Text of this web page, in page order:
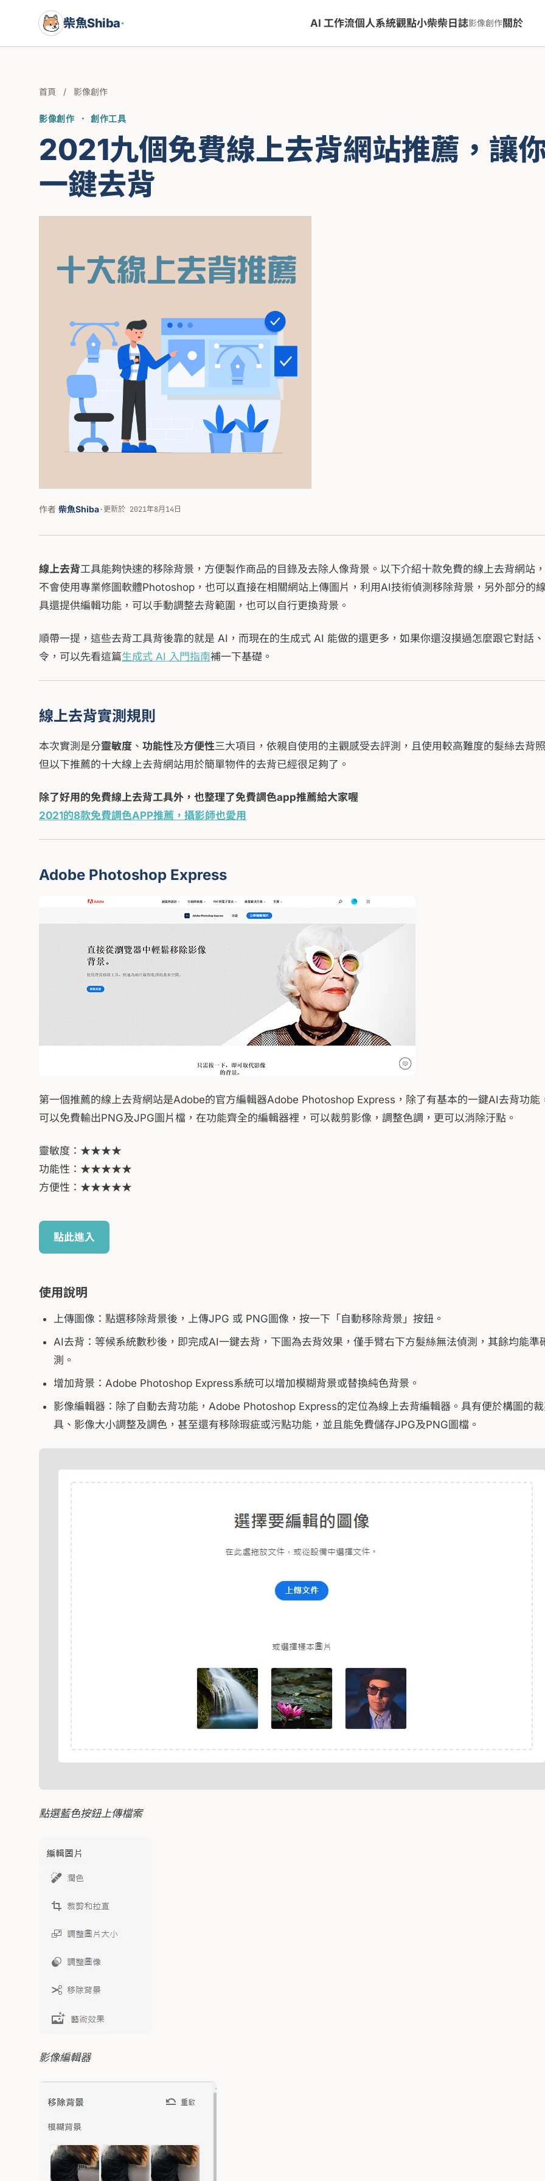
柴魚Shiba· AI 工作流個人系統觀點小柴柴日誌影像創作關於
首頁 / 影像創作
影像創作 · 創作工具
2021九個免費線上去背網站推薦，讓
一鍵去背
作者 柴魚Shiba·更新於 2021年8月14日
線上去背工具能夠快速的移除背景，方便製作商品的目錄及去除人像背景。以下介紹十款免費的線上去背網站
不會使用專業修圖軟體Photoshop，也可以直接在相關網站上傳圖片，利用AI技術偵測移除背景，另外部分的
具還提供編輯功能，可以手動調整去背範圍，也可以自行更換背景。
順帶一提，這些去背工具背後靠的就是 AI，而現在的生成式 AI 能做的還更多，如果你還沒摸過怎麼跟它對話
令，可以先看這篇生成式 AI 入門指南補一下基礎。
線上去背實測規則
本次實測是分靈敏度 、 功能性及方便性三大項目，依親自使用的主觀感受去評測，且使用較高難度的髮絲去背
但以下推薦的十大線上去背網站用於簡單物件的去背已經很足夠了。
除了好用的免費線上去背工具外，也整理了免費調色app推薦給大家喔
2021的8款免費調色APP推薦，攝影師也愛用
Adobe Photoshop Express
第一個推薦的線上去背網站是Adobe的官方編輯器Adobe Photoshop Express，除了有基本的一鍵AI去背功能
可以免費輸出PNG及JPG圖片檔，在功能齊全的編輯器裡，可以裁剪影像，調整色調，更可以消除汙點。
靈敏度：★★★★
功能性：★★★★★
方便性：★★★★★
點此進入
使用說明
上傳圖像：點選移除背景後，上傳JPG 或 PNG圖像，按一下「自動移除背景」按鈕。
AI去背：等候系統數秒後，即完成AI一鍵去背，下圖為去背效果，僅手臂右下方髮絲無法偵測，其餘均能準
測。
增加背景：Adobe Photoshop Express系統可以增加模糊背景或替換純色背景。
影像編輯器：除了自動去背功能，Adobe Photoshop Express的定位為線上去背編輯器。具有便於構圖的
具、影像大小調整及調色，甚至還有移除瑕疵或污點功能，並且能免費儲存JPG及PNG圖檔。
點選藍色按鈕上傳檔案
影像編輯器